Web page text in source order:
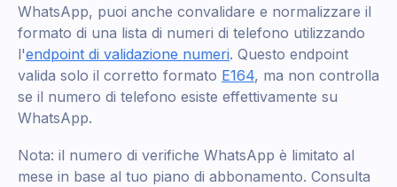
WhatsApp, puoi anche convalidare e normalizzare il
formato di una lista di numeri di telefono utilizzando
l'endpoint di validazione numeri. Questo endpoint
valida solo il corretto formato E164, ma non controlla
se il numero di telefono esiste effettivamente su
WhatsApp.
Nota: il numero di verifiche WhatsApp è limitato al
mese in base al tuo piano di abbonamento. Consulta